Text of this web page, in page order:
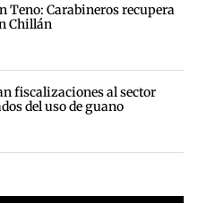
Teno: Carabineros recupera
Chillán
fiscalizaciones al sector
del uso de guano